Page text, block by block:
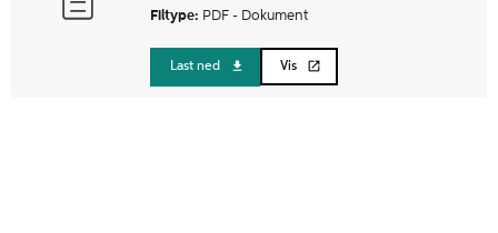
Filtype: PDF - Dokument
Last ned Vis